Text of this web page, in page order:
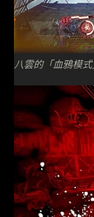
八雲的「血鴉模